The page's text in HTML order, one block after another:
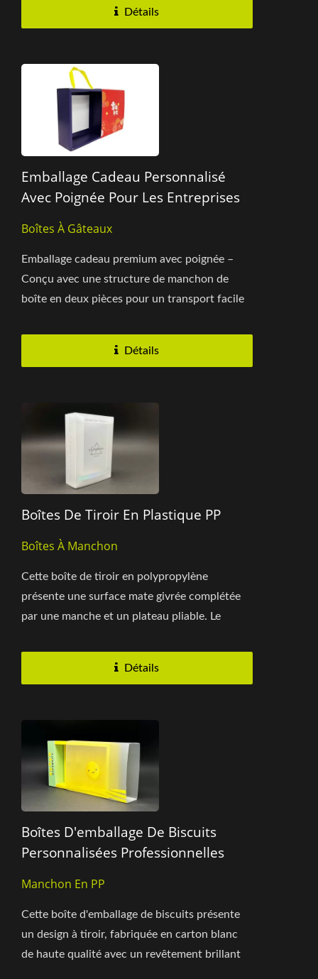
Détails
Emballage Cadeau Personnalisé
Avec Poignée Pour Les Entreprises
Boîtes À Gâteaux
Emballage cadeau premium avec poignée –
Conçu avec une structure de manchon de
boîte en deux pièces pour un transport facile
Détails
Boîtes De Tiroir En Plastique PP
Boîtes À Manchon
Cette boîte de tiroir en polypropylène
présente une surface mate givrée complétée
par une manche et un plateau pliable. Le
Détails
Boîtes D'emballage De Biscuits
Personnalisées Professionnelles
Manchon En PP
Cette boîte d'emballage de biscuits présente
un design à tiroir, fabriquée en carton blanc
de haute qualité avec un revêtement brillant